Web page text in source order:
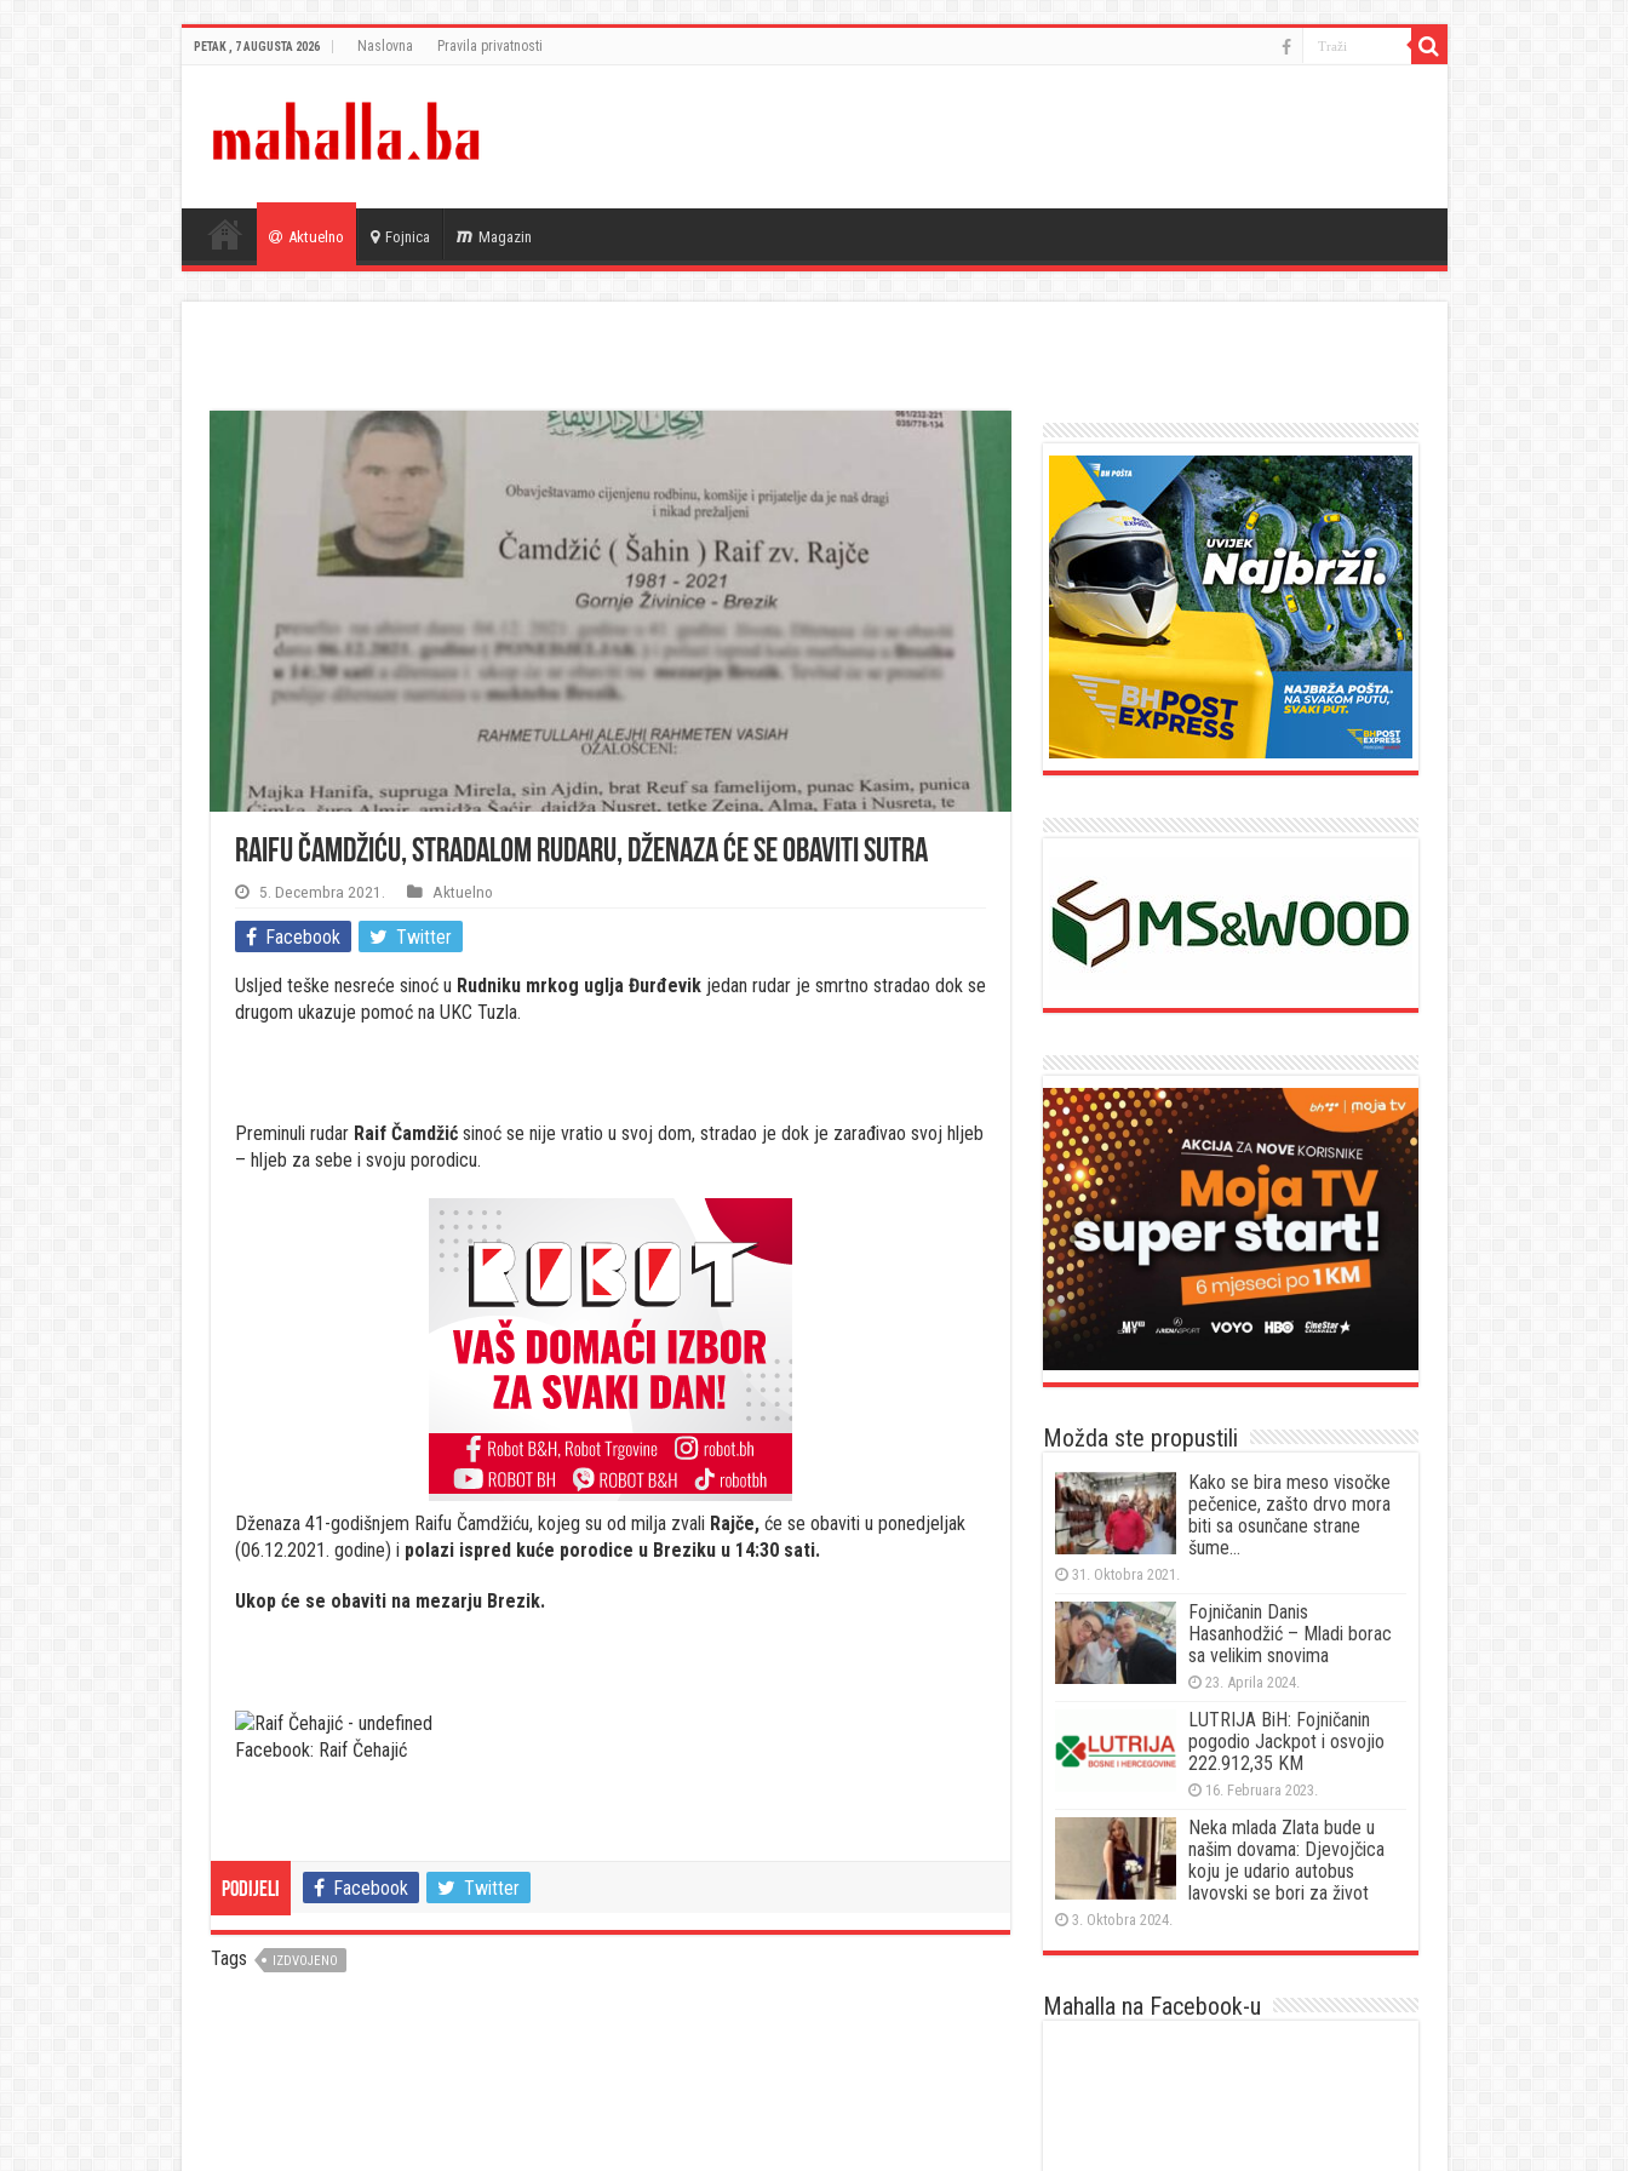
PETAK , 7 AUGUSTA 2026 Naslovna Pravila privatnosti
Aktuelno Fojnica Magazin
Raifu Čamdžiću, stradalom rudaru, dženaza će se obaviti sutra
5. Decembra 2021. Aktuelno
Facebook Twitter
Usljed teške nesreće sinoć u Rudniku mrkog uglja Đurđevikjedan rudar je smrtno stradao dok se
drugom ukazuje pomoć na UKC Tuzla.
Preminuli rudar Raif Čamdžićsinoć se nije vratio u svoj dom, stradao je dok je zarađivao svoj hljeb
– hljeb za sebe i svoju porodicu.
Dženaza 41-godišnjem Raifu Čamdžiću, kojeg su od milja zvali Rajče,će se obaviti u ponedjeljak
(06.12.2021. godine) i polazi ispred kuće porodice u Breziku u 14:30 sati.
Ukop će se obaviti na mezarju Brezik.
Facebook: Raif Čehajić
Podijeli Facebook Twitter
Tags IZDVOJENO
Možda ste propustili
Kako se bira meso visočke
pečenice, zašto drvo mora
biti sa osunčane strane
šume…
31. Oktobra 2021.
Fojničanin Danis
Hasanhodžić – Mladi borac
sa velikim snovima
23. Aprila 2024.
LUTRIJA BiH: Fojničanin
pogodio Jackpot i osvojio
222.912,35 KM
16. Februara 2023.
Neka mlada Zlata bude u
našim dovama: Djevojčica
koju je udario autobus
lavovski se bori za život
3. Oktobra 2024.
Mahalla na Facebook-u